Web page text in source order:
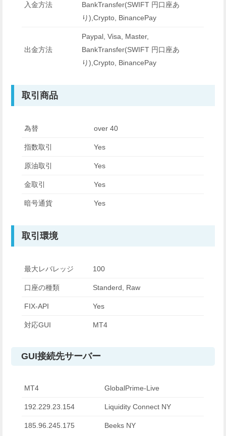
入金方法
BankTransfer(SWIFT 円口座あ
り),Crypto, BinancePay
出金方法
Paypal, Visa, Master,
BankTransfer(SWIFT 円口座あ
り),Crypto, BinancePay
取引商品
為替 over 40
指数取引 Yes
原油取引 Yes
金取引 Yes
暗号通貨 Yes
取引環境
最大レバレッジ 100
口座の種類 Standerd, Raw
FIX-API Yes
対応GUI MT4
GUI接続先サーバー
MT4 GlobalPrime-Live
192.229.23.154 Liquidity Connect NY
185.96.245.175 Beeks NY